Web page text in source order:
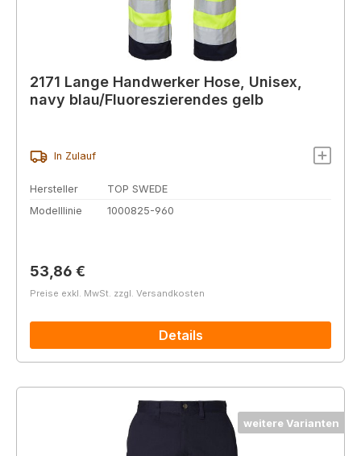
2171 Lange Handwerker Hose, Unisex,
navy blau/Fluoreszierendes gelb
In Zulauf
Hersteller
TOP SWEDE
Modelllinie
1000825-960
Regulärer Preis:
53,86 €
Preise exkl. MwSt. zzgl. Versandkosten
Details
weitere Varianten